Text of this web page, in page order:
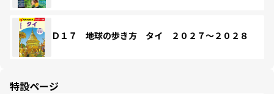
Ｄ１７ 地球の歩き方 タイ ２０２７～２０２８
特設ページ